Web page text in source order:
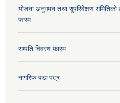
योजना अनुगमन तथा सुपरिवेक्षण समितिको
फारम
सम्पति विवरण फारम
नागरिक वडा पत्र